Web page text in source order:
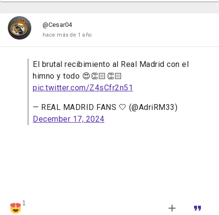
@Cesar04
hace más de 1 año
El brutal recibimiento al Real Madrid con el
himno y todo 😍👏🏻👏🏻
pic.twitter.com/Z4sCfr2n51
— REAL MADRID FANS 🤍 (@AdriRM33)
December 17, 2024
1